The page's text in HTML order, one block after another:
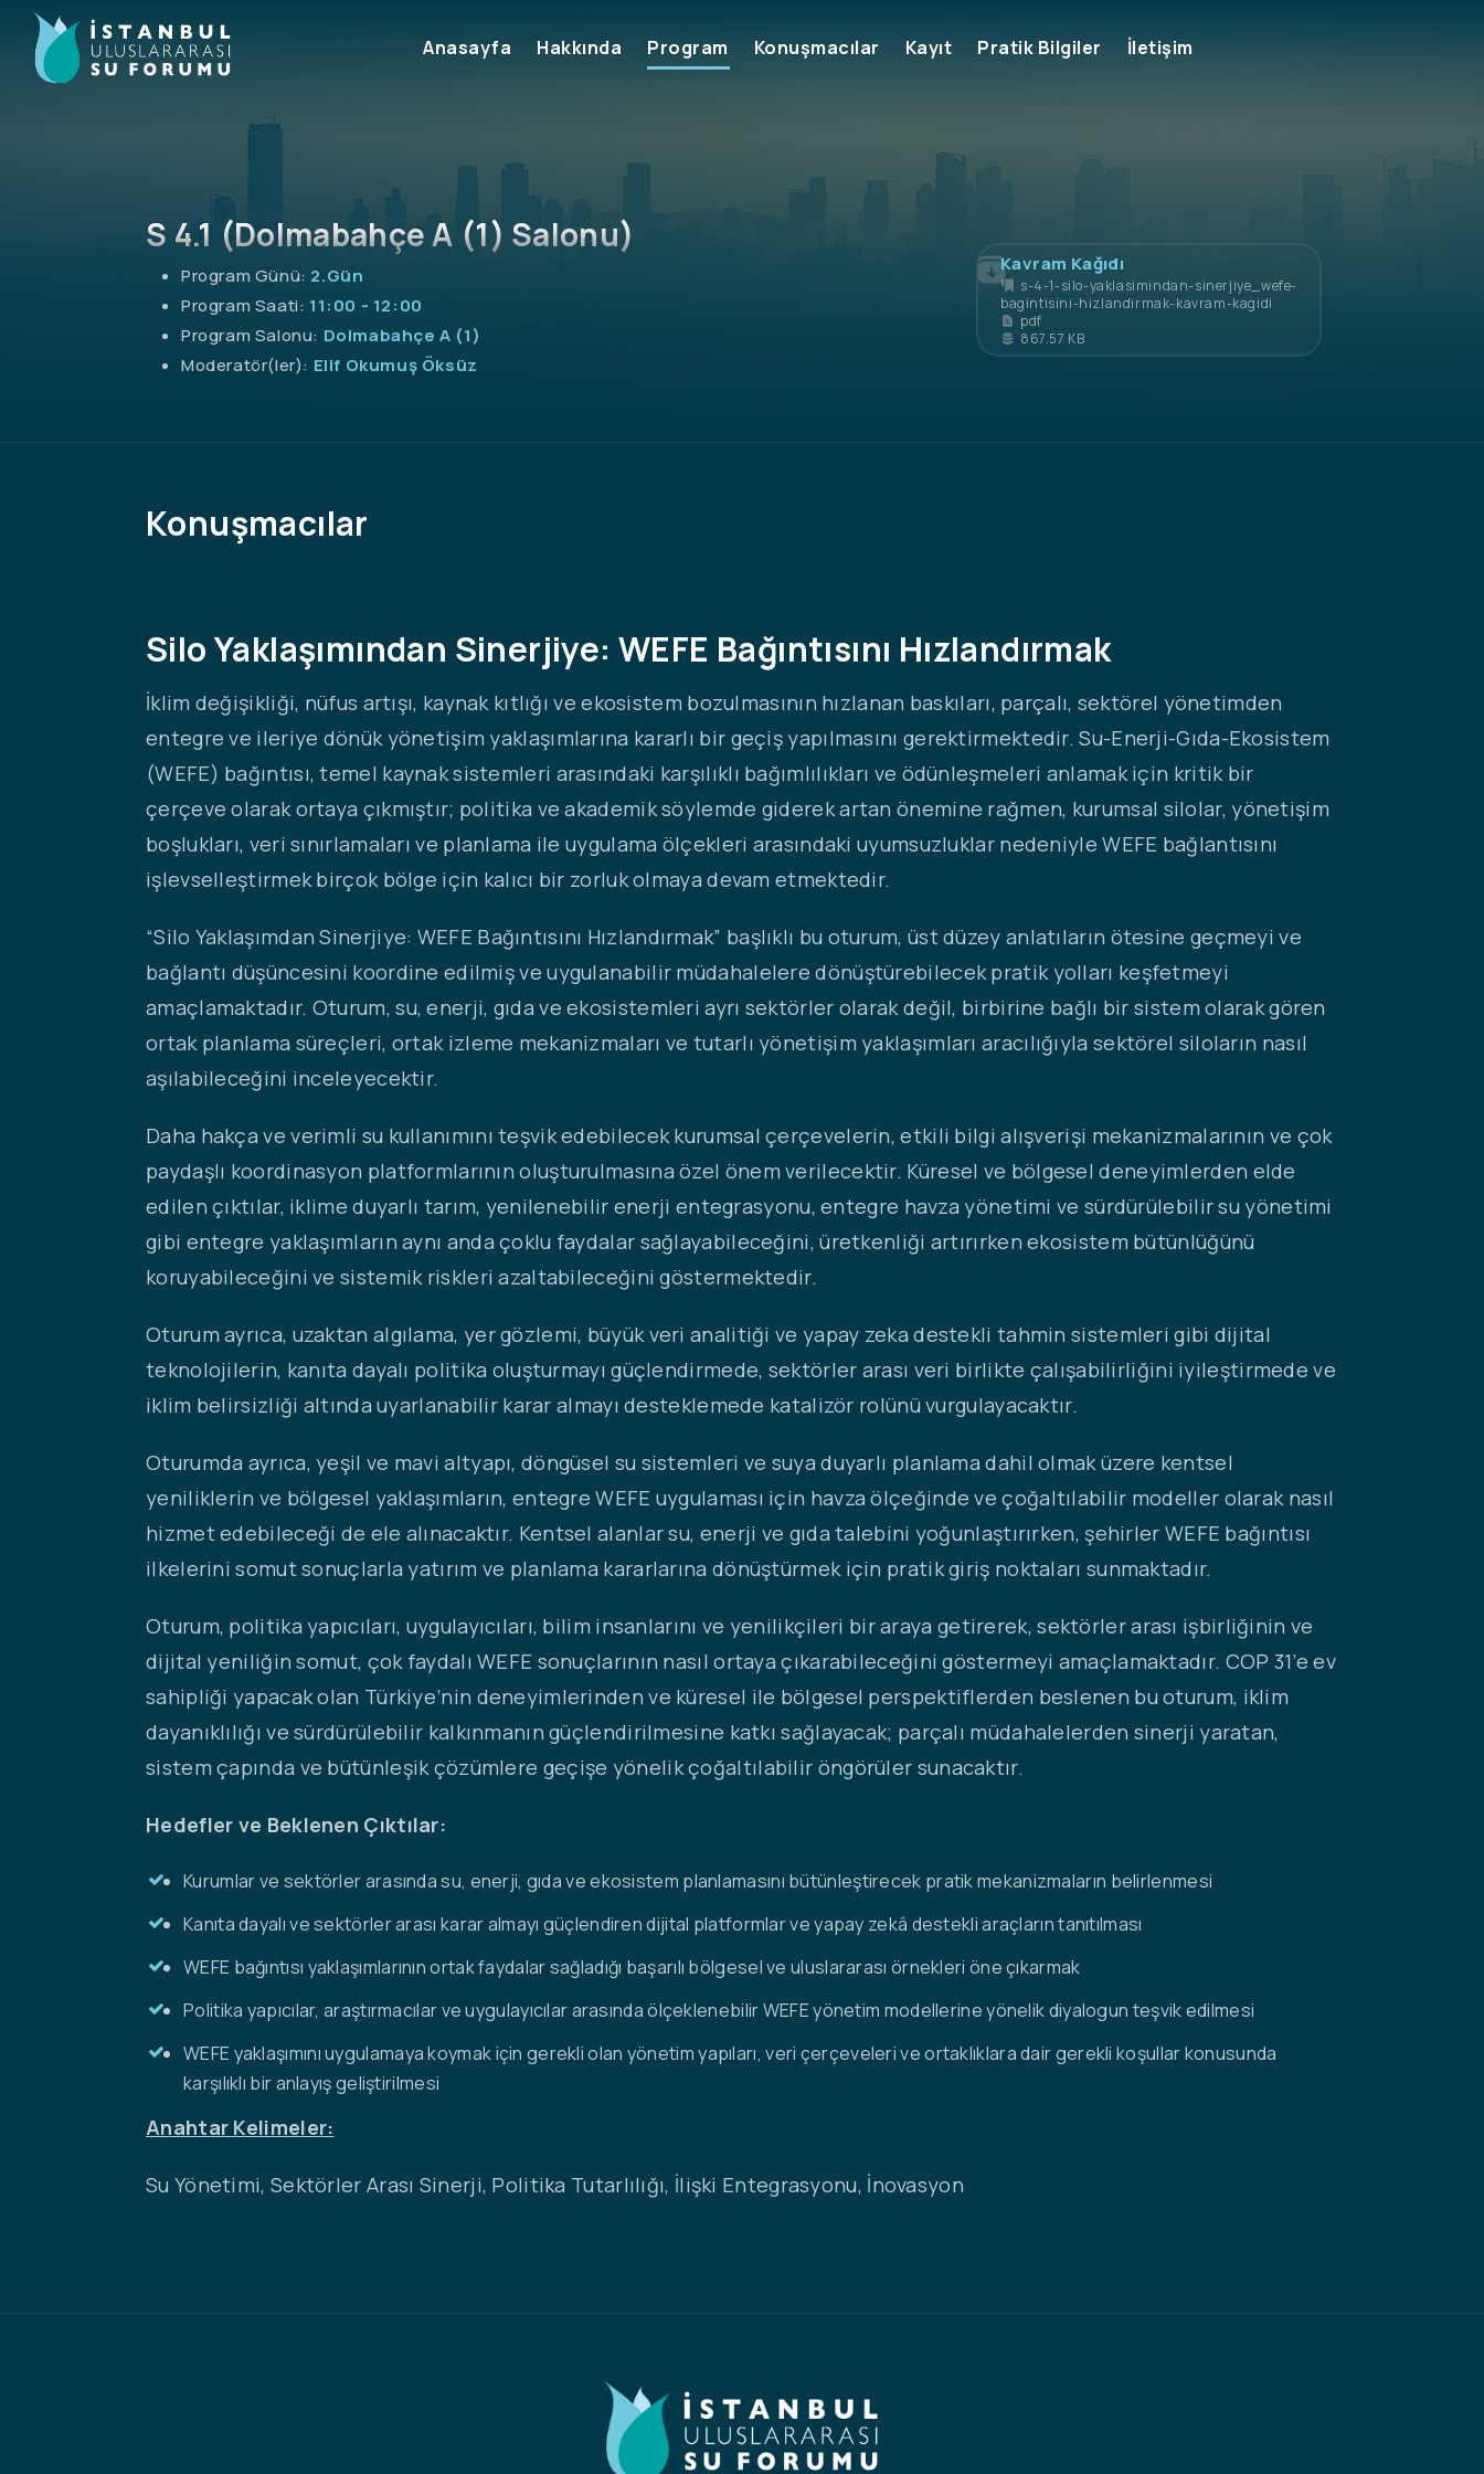
S 4.1 (Dolmabahçe A (1) Salonu)
Program Günü: 2.Gün
Program Saati: 11:00 - 12:00
Program Salonu: Dolmabahçe A (1)
Moderatör(ler): Elif Okumuş Öksüz
Kavram Kağıdı
s-4-1-silo-yaklasimindan-sinerjiye_wefe-
bagintisini-hizlandirmak-kavram-kagidi
pdf
867.57 KB
Konuşmacılar
Silo Yaklaşımından Sinerjiye: WEFE Bağıntısını Hızlandırmak
İklim değişikliği, nüfus artışı, kaynak kıtlığı ve ekosistem bozulmasının hızlanan baskıları, parçalı, sektörel yönetimden
entegre ve ileriye dönük yönetişim yaklaşımlarına kararlı bir geçiş yapılmasını gerektirmektedir. Su-Enerji-Gıda-Ekosistem
(WEFE) bağıntısı, temel kaynak sistemleri arasındaki karşılıklı bağımlılıkları ve ödünleşmeleri anlamak için kritik bir
çerçeve olarak ortaya çıkmıştır; politika ve akademik söylemde giderek artan önemine rağmen, kurumsal silolar, yönetişim
boşlukları, veri sınırlamaları ve planlama ile uygulama ölçekleri arasındaki uyumsuzluklar nedeniyle WEFE bağlantısını
işlevselleştirmek birçok bölge için kalıcı bir zorluk olmaya devam etmektedir.
“Silo Yaklaşımdan Sinerjiye: WEFE Bağıntısını Hızlandırmak” başlıklı bu oturum, üst düzey anlatıların ötesine geçmeyi ve
bağlantı düşüncesini koordine edilmiş ve uygulanabilir müdahalelere dönüştürebilecek pratik yolları keşfetmeyi
amaçlamaktadır. Oturum, su, enerji, gıda ve ekosistemleri ayrı sektörler olarak değil, birbirine bağlı bir sistem olarak gören
ortak planlama süreçleri, ortak izleme mekanizmaları ve tutarlı yönetişim yaklaşımları aracılığıyla sektörel siloların nasıl
aşılabileceğini inceleyecektir.
Daha hakça ve verimli su kullanımını teşvik edebilecek kurumsal çerçevelerin, etkili bilgi alışverişi mekanizmalarının ve çok
paydaşlı koordinasyon platformlarının oluşturulmasına özel önem verilecektir. Küresel ve bölgesel deneyimlerden elde
edilen çıktılar, iklime duyarlı tarım, yenilenebilir enerji entegrasyonu, entegre havza yönetimi ve sürdürülebilir su yönetimi
gibi entegre yaklaşımların aynı anda çoklu faydalar sağlayabileceğini, üretkenliği artırırken ekosistem bütünlüğünü
koruyabileceğini ve sistemik riskleri azaltabileceğini göstermektedir.
Oturum ayrıca, uzaktan algılama, yer gözlemi, büyük veri analitiği ve yapay zeka destekli tahmin sistemleri gibi dijital
teknolojilerin, kanıta dayalı politika oluşturmayı güçlendirmede, sektörler arası veri birlikte çalışabilirliğini iyileştirmede ve
iklim belirsizliği altında uyarlanabilir karar almayı desteklemede katalizör rolünü vurgulayacaktır.
Oturumda ayrıca, yeşil ve mavi altyapı, döngüsel su sistemleri ve suya duyarlı planlama dahil olmak üzere kentsel
yeniliklerin ve bölgesel yaklaşımların, entegre WEFE uygulaması için havza ölçeğinde ve çoğaltılabilir modeller olarak nasıl
hizmet edebileceği de ele alınacaktır. Kentsel alanlar su, enerji ve gıda talebini yoğunlaştırırken, şehirler WEFE bağıntısı
ilkelerini somut sonuçlarla yatırım ve planlama kararlarına dönüştürmek için pratik giriş noktaları sunmaktadır.
Oturum, politika yapıcıları, uygulayıcıları, bilim insanlarını ve yenilikçileri bir araya getirerek, sektörler arası işbirliğinin ve
dijital yeniliğin somut, çok faydalı WEFE sonuçlarının nasıl ortaya çıkarabileceğini göstermeyi amaçlamaktadır. COP 31’e ev
sahipliği yapacak olan Türkiye’nin deneyimlerinden ve küresel ile bölgesel perspektiflerden beslenen bu oturum, iklim
dayanıklılığı ve sürdürülebilir kalkınmanın güçlendirilmesine katkı sağlayacak; parçalı müdahalelerden sinerji yaratan,
sistem çapında ve bütünleşik çözümlere geçişe yönelik çoğaltılabilir öngörüler sunacaktır.
Hedefler ve Beklenen Çıktılar:
Kurumlar ve sektörler arasında su, enerji, gıda ve ekosistem planlamasını bütünleştirecek pratik mekanizmaların belirlenmesi
Kanıta dayalı ve sektörler arası karar almayı güçlendiren dijital platformlar ve yapay zekâ destekli araçların tanıtılması
WEFE bağıntısı yaklaşımlarının ortak faydalar sağladığı başarılı bölgesel ve uluslararası örnekleri öne çıkarmak
Politika yapıcılar, araştırmacılar ve uygulayıcılar arasında ölçeklenebilir WEFE yönetim modellerine yönelik diyalogun teşvik edilmesi
WEFE yaklaşımını uygulamaya koymak için gerekli olan yönetim yapıları, veri çerçeveleri ve ortaklıklara dair gerekli koşullar konusunda
karşılıklı bir anlayış geliştirilmesi
Anahtar Kelimeler:
Su Yönetimi, Sektörler Arası Sinerji, Politika Tutarlılığı, İlişki Entegrasyonu, İnovasyon